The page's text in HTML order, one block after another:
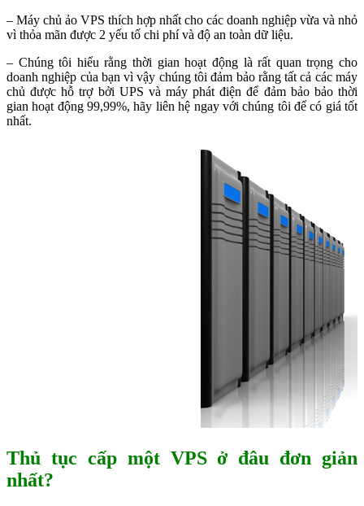
– Máy chủ ảo VPS thích hợp nhất cho các doanh nghiệp vừa và nhỏ
vì thỏa mãn được 2 yếu tố chi phí và độ an toàn dữ liệu.
– Chúng tôi hiểu rằng thời gian hoạt động là rất quan trọng cho
doanh nghiệp của bạn vì vậy chúng tôi đảm bảo rằng tất cả các máy
chủ được hỗ trợ bởi UPS và máy phát điện để đảm bảo bảo thời
gian hoạt động 99,99%, hãy liên hệ ngay với chúng tôi để có giá tốt
nhất.
Thủ tục cấp một VPS ở đâu đơn giản
nhất?